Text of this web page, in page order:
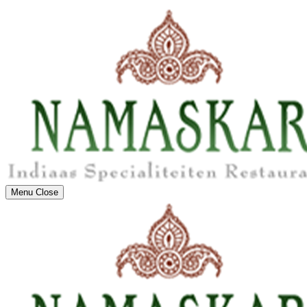
Menu Close